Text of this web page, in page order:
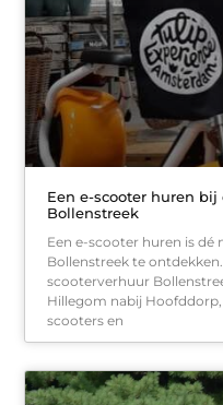
Een e-scooter huren
Bollenstreek
Een e-scooter huren is dé
Bollenstreek te
scooterverhuur
Hillegom nabij
scooters en